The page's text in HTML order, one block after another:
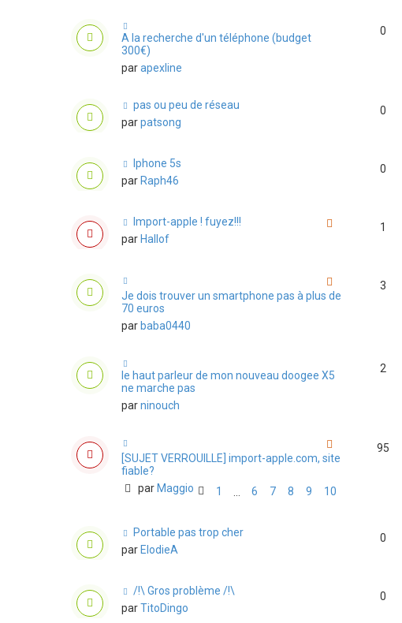
A la recherche d'un téléphone (budget
300€)
parapexline
0
pas ou peu de réseau
parpatsong
0
Iphone 5s
par Raph46
0
Import-apple ! fuyez!!!
par Hallof
1
Je dois trouver un smartphone pas à plus de
70 euros
par baba0440
3
le haut parleur de mon nouveau doogee X5
ne marche pas
parninouch
2
[SUJET VERROUILLE] import-apple.com, site
fiable?
par Maggio 1 6 7 8 9 10
95
Portable pas trop cher
par ElodieA
0
/!\ Gros problème /!\
parTitoDingo
0